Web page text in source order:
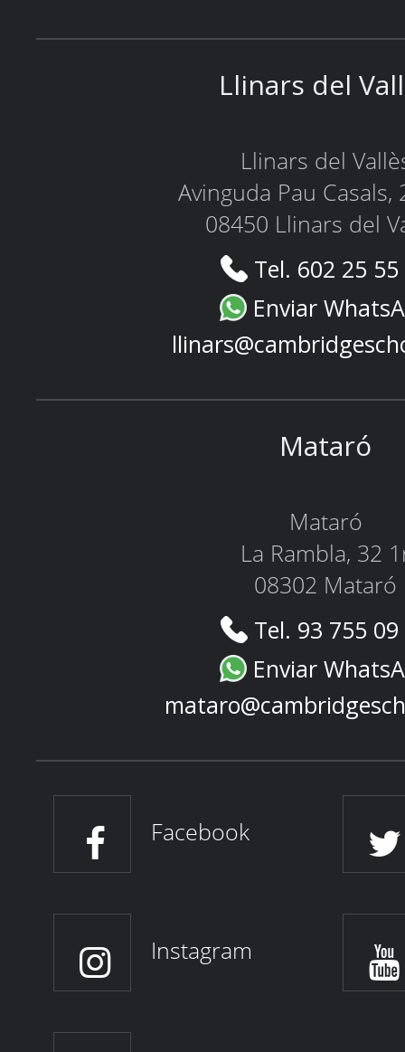
Llinars del
Llinars del
Avinguda Pau Casals,
08450 Llinars del
Tel. 602 25
Enviar
Mataró
Mataró
La Rambla, 32
08302 Mataró
Tel. 93 755
Enviar
Facebook
Instagram